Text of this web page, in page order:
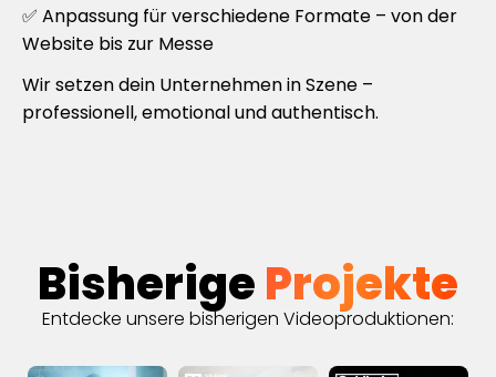
✅ Anpassung für verschiedene Formate – von der
Website bis zur Messe
Wir setzen dein Unternehmen in Szene –
professionell, emotional und authentisch.
BisherigeProjekte
Entdecke unsere bisherigen Videoproduktionen: